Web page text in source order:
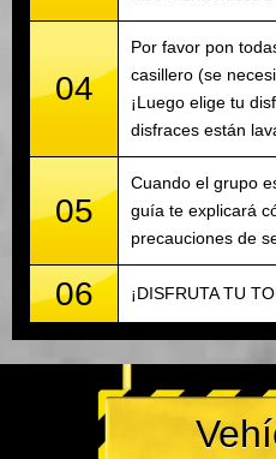
04
Por favor pon
casillero (se
¡Luego elige tu
disfraces están
05
Cuando el grupo
guía te explicará
precauciones de
06 ¡DISFRUTA TU